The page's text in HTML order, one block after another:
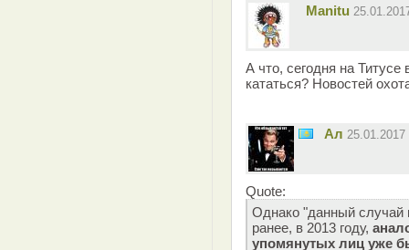
Manitu
А что, сегодня на
кататься? Новостей
Ал
Quote:
Однако "данный случай
ранее, в 2013 году,
упомянутых лиц уже